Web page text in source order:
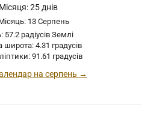
25 днів
13 Серпень
57.2 радіусів Землі
широта: 4.31 градусів
91.61 градусів
на серпень →